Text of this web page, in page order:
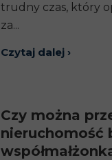
trudny czas, który
za...
Czytaj dalej ›
Czy można
nieruchomość